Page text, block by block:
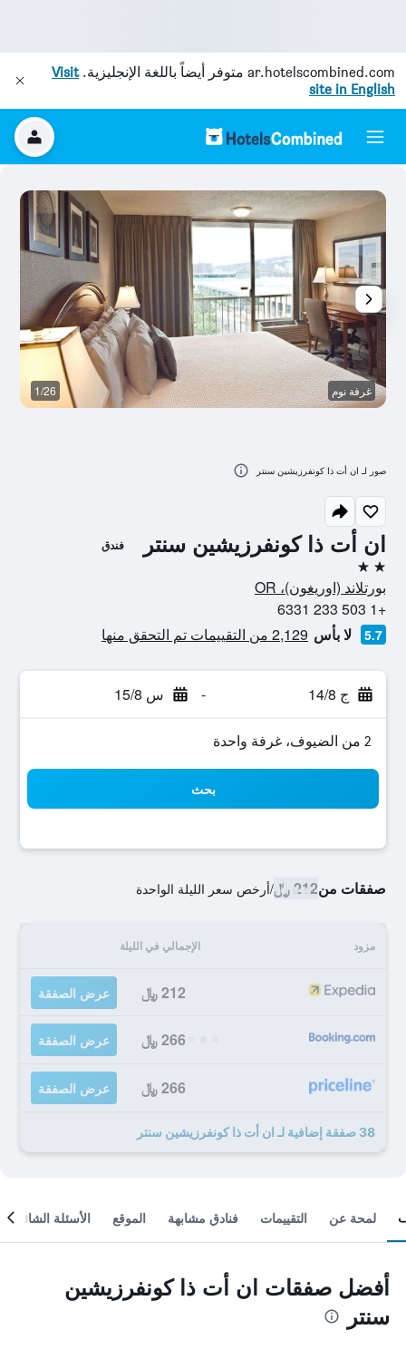
ar.hotelscombined.com متوفر أيضاً باللغة الإنجليزية.Visit
site in English
ان أت ذا كونفرزيشين سنتر فندق
2 نجمتين
بورتلاند (اوريغون)، OR
+1 503 233 6331
5.7 لا بأس 2,129 من التقييمات تم التحقق منها
ج 14/8 - س 15/8
2 من الضيوف، غرفة واحدة
بحث
صفقات من212 ﷼ /أرخص سعر الليلة الواحدة
مزود الإجمالي في الليلة
212 ﷼ عرض الصفقة
266 ﷼ عرض الصفقة
266 ﷼ عرض الصفقة
38 صفقة إضافية لـ ان أت ذا كونفرزيشين سنتر
غرفة نوم 1/26
صور لـ ان أت ذا كونفرزيشين سنتر
لمحة عن التقييمات فنادق مشابهة الموقع الأسئلة الشائعة
أفضل صفقات ان أت ذا كونفرزيشين
سنتر